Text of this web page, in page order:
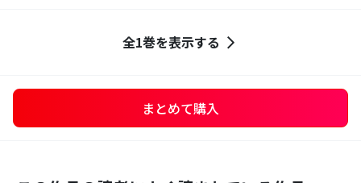
全1巻を表示する
まとめて購入